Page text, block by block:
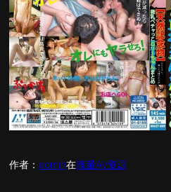
作者： admin在海量AV资源